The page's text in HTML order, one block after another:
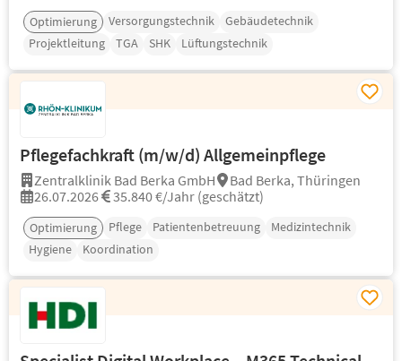
Optimierung Versorgungstechnik
Gebäudetechnik
Projektleitung
TGA SHK Lüftungstechnik
Pflegefachkraft (m/w/d) Allgemeinpflege
Zentralklinik Bad Berka GmbH
Bad Berka, Thüringen
26.07.2026
35.840 €/Jahr (geschätzt)
Optimierung Pflege Patientenbetreuung
Medizintechnik
Hygiene
Koordination